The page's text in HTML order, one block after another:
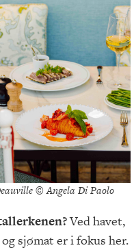
© Angela Di Paolo
Ved havet,
sjømat er i fokus her.